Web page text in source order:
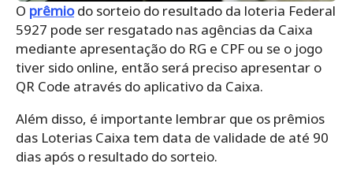
O prêmiodo sorteio do resultado da loteria Federal
5927 pode ser resgatado nas agências da Caixa
mediante apresentação do RG e CPF ou se o jogo
tiver sido online, então será preciso apresentar o
QR Code através do aplicativo da Caixa.
Além disso, é importante lembrar que os prêmios
das Loterias Caixa tem data de validade de até 90
dias após o resultado do sorteio.